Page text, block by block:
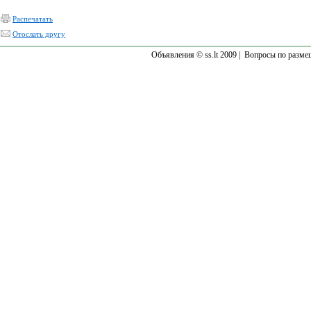
Распечатать
Отослать другу
Объявления © ss.lt 2009 | Вопросы по